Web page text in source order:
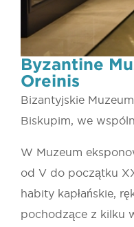
Byzantine
Oreinis
Bizantyjskie
Biskupim, we
W Muzeum
od V do początku
habity kapłańskie,
pochodzące z kilku